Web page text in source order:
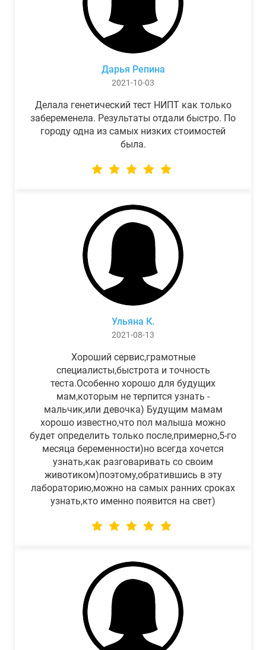
Дарья Репина
2021-10-03
Делала генетический тест НИПТ как только
забеременела. Результаты отдали быстро. По
городу одна из самых низких стоимостей
была.
Ульяна К.
2021-08-13
Хороший сервис,грамотные
специалисты,быстрота и точность
теста.Особенно хорошо для будущих
мам,которым не терпится узнать -
мальчик,или девочка) Будущим мамам
хорошо известно,что пол малыша можно
будет определить только после,примерно,5-го
месяца беременности)но всегда хочется
узнать,как разговаривать со своим
животиком)поэтому,обратившись в эту
лабораторию,можно на самых ранних сроках
узнать,кто именно появится на свет)